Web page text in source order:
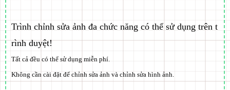
Trình chỉnh sửa ảnh đa chức năng có thể sử dụng trên t
rình duyệt!
Tất cả đều có thể sử dụng miễn phí
Không cần cài đặt để chỉnh sửa ảnh và chỉnh sửa hình ảnh.